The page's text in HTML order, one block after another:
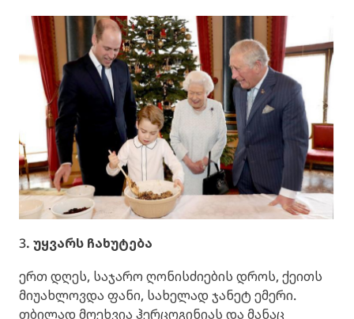
3. უყვარს ჩახუტება
ერთ დღეს, საჯარო ღონისძიების დროს, ქეითს
მიუახლოვდა ფანი, სახელად ჯანეტ ემერი.
თბილად მოეხვია ჰერცოგინიას და მანაც